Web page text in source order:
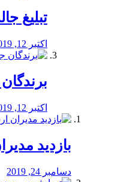
تبلیغ
اکتبر 12, 2019
برندگان
اکتبر 12, 2019
بازدید
دسامبر 24, 2019